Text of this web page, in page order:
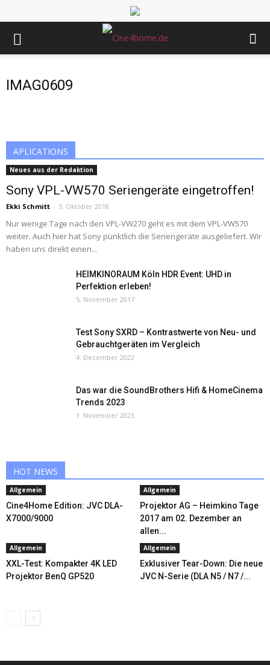
IMAG0609
APLICATIONS
Neues aus der Redaktion
Sony VPL-VW570 Seriengeräte eingetroffen!
Ekki Schmitt - 5. Oktober 2018
Nur wenige Tage nach den VPL-VW270 geht es mit dem VPL-VW570
weiter. Auch hier hat Sony pünktlich die Seriengeräte ausgeliefert. Wir
haben uns direkt einen...
HEIMKINORAUM Köln HDR Event: UHD in
Perfektion erleben!
5. November 2017
Test Sony SXRD – Kontrastwerte von Neu- und
Gebrauchtgeräten im Vergleich
4. Dezember 2022
Das war die SoundBrothers Hifi & HomeCinema
Trends 2023
1. November 2023
HOT NEWS
Allgemein
Cine4Home Edition: JVC DLA-
X7000/9000
Allgemein
Projektor AG – Heimkino Tage
2017 am 02. Dezember an
allen...
Allgemein
XXL-Test: Kompakter 4K LED
Projektor BenQ GP520
Allgemein
Exklusiver Tear-Down: Die neue
JVC N-Serie (DLA N5 / N7 /...